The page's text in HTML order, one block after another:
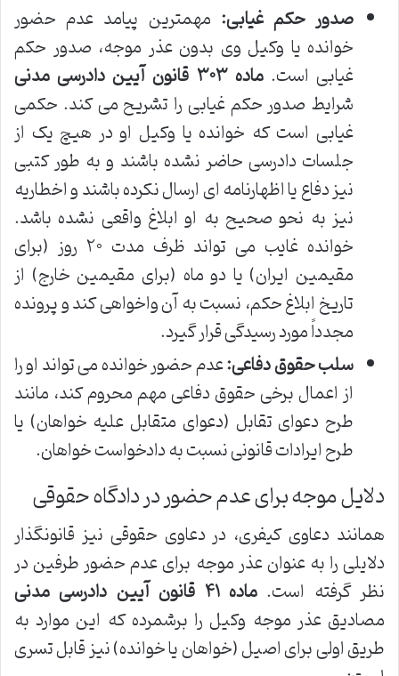
صدور حکم غیابی: مهمترین پیامد عدم حضور
خوانده یا وکیل وی بدون عذر موجه، صدور حکم
غیابی است.ماده ۳۰۳ قانون آیین دادرسی مدنی
شرایط صدور حکم غیابی را تشریح می کند. حکمی
غیابی است که خوانده یا وکیل او در هیچ یک از
جلسات دادرسی حاضر نشده باشند و به طور کتبی
نیز دفاع یا اظهارنامه ای ارسال نکرده باشند و اخطاریه
نیز به نحو صحیح به او ابلاغ واقعی نشده باشد.
خوانده غایب می تواند ظرف مدت ۲۰ روز (برای
مقیمین ایران) یا دو ماه (برای مقیمین خارج) از
تاریخ ابلاغ حکم، نسبت به آن واخواهی کند و پرونده
مجدداً مورد رسیدگی قرار گیرد.
سلب حقوق دفاعی:عدم حضور خوانده می تواند او را
از اعمال برخی حقوق دفاعی مهم محروم کند، مانند
طرح دعوای تقابل (دعوای متقابل علیه خواهان) یا
طرح ایرادات قانونی نسبت به دادخواست خواهان.
دلایل موجه برای عدم حضور در دادگاه حقوقی
همانند دعاوی کیفری، در دعاوی حقوقی نیز قانونگذار
دلایلی را به عنوان عذر موجه برای عدم حضور طرفین در
نظر گرفته است.ماده ۴۱ قانون آیین دادرسی مدنی
مصادیق عذر موجه وکیل را برشمرده که این موارد به
طریق اولی برای اصیل (خواهان یا خوانده) نیز قابل تسری